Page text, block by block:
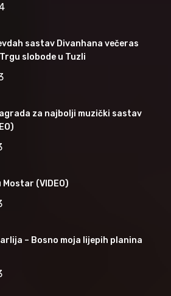
sastav Divanhana večeras
slobode u Tuzli
za najbolji muzički sastav
Mostar (VIDEO)
– Bosno moja lijepih planina